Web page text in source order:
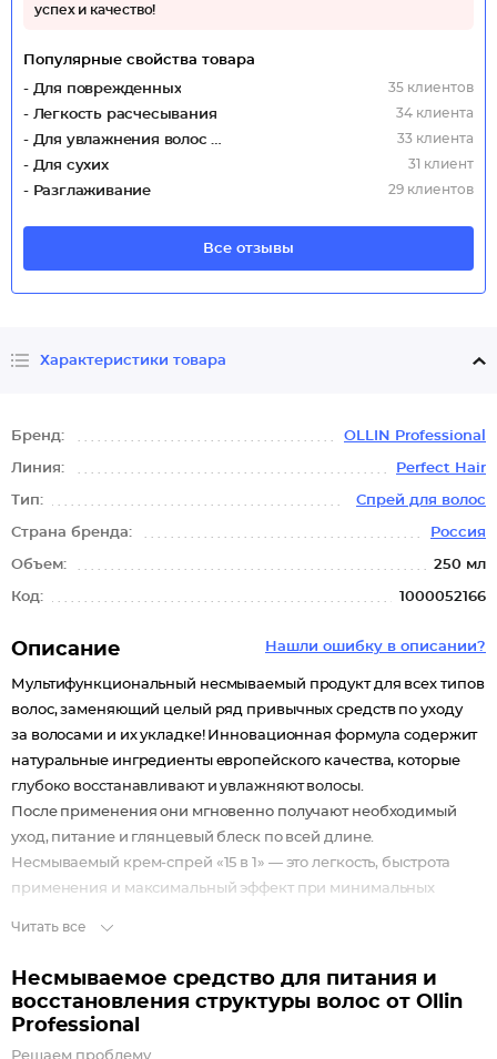
успех и качество!
Популярные свойства товара
- Для поврежденных
35 клиентов
- Легкость расчесывания 34 клиента
- Для увлажнения волос (Интенсивное) 33 клиента
- Для сухих 31 клиент
- Разглаживание 29 клиентов
Все отзывы
Характеристики товара
Бренд: OLLIN Professional
Линия: Perfect Hair
Тип: Спрей для волос
Страна бренда: Россия
Объем: 250 мл
Код: 1000052166
Нашли ошибку в описании?
Описание
Мультифункциональный несмываемый продукт для всех типов
волос, заменяющий целый ряд привычных средств по уходу
за волосами и их укладке! Инновационная формула содержит
натуральные ингредиенты европейского качества, которые
глубоко восстанавливают и увлажняют волосы.
После применения они мгновенно получают необходимый
уход, питание и глянцевый блеск по всей длине.
Несмываемый крем-спрей «15 в 1» — это легкость, быстрота
применения и максимальный эффект при минимальных
Защищает от теплового воздействия
Разглаживает поврежденную структуру по всей длине
Читать все
Несмываемое средство для питания и
восстановления структуры волос от Ollin
Professional